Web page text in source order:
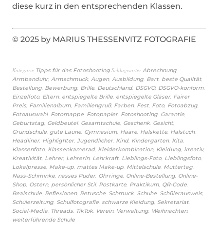
diese kurz in den entsprechenden Klassen.
© 2025 by MARIUS THESSENVITZ FOTOGRAFIE
Kategorie Tipps für das Fotoshooting Schlagwörter Abrechnung
Armbanduhr, Armschmuck, Augen, Ausbildung Bart beste Qualität
Bestellung Bewerbung Brille Deutschland, DSGVO, DSGVO-konform
Einzelfoto, Eltern, entspiegelte Brille entspiegelte Gläser, Fairer
Preis Familienalbum Familiengruß, Farben, Fest Foto, Fotoabzug
Fotoauswahl, Fotomappe Fotopapier, Fotoshooting Garantie
Geburtstag Geldbeutel, Gesamtschule Geschenk, Gesicht
Grundschule gute Laune Gymnasium Haare Halskette Halstuch,
Headliner, Highlighter, Jugendlicher, Kind, Kindergarten, Kita
Klassenfoto, Klassenkamerad, Kleiderkombination, Kleidung kreativ,
Kreativität Lehrer, Lehrerin, Lehrkraft Lieblings-Foto, Lieblingsfoto,
Lokalpresse Make-up mattes Make-up Mittelschule Muttertag
Nass-Schminke nasses Puder, Ohrringe Online-Bestellung Online-
Shop Ostern, persönlicher Stil, Postkarte Praktikum QR-Code
Realschule Reflexionen, Retusche Schmuck, Schuhe Schülerausweis
Schülerzeitung Schulfotografie schwarze Kleidung Sekretariat
Social-Media Threads TikTok, Verein, Verwaltung Weihnachten,
weiterführende Schule